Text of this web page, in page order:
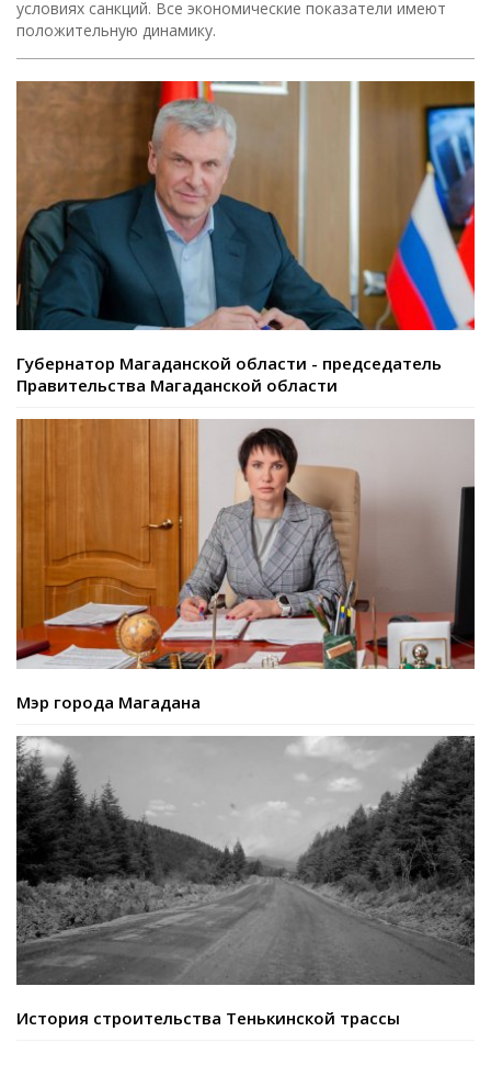
условиях санкций. Все экономические показатели имеют
положительную динамику.
Губернатор Магаданской области - председатель
Правительства Магаданской области
Мэр города Магадана
История строительства Тенькинской трассы